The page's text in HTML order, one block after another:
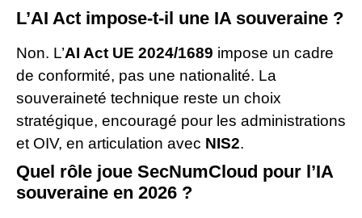
L’AI Act impose-t-il une IA souveraine ?
Non. L’AI Act UE 2024/1689 impose un cadre
de conformité, pas une nationalité. La
souveraineté technique reste un choix
stratégique, encouragé pour les administrations
et OIV, en articulation avec NIS2.
Quel rôle joue SecNumCloud pour l’IA
souveraine en 2026 ?